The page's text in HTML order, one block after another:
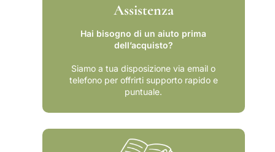
Assistenza
Hai bisogno di un aiuto prima
dell’acquisto?
Siamo a tua disposizione via email o
telefono per offrirti supporto rapido e
puntuale.